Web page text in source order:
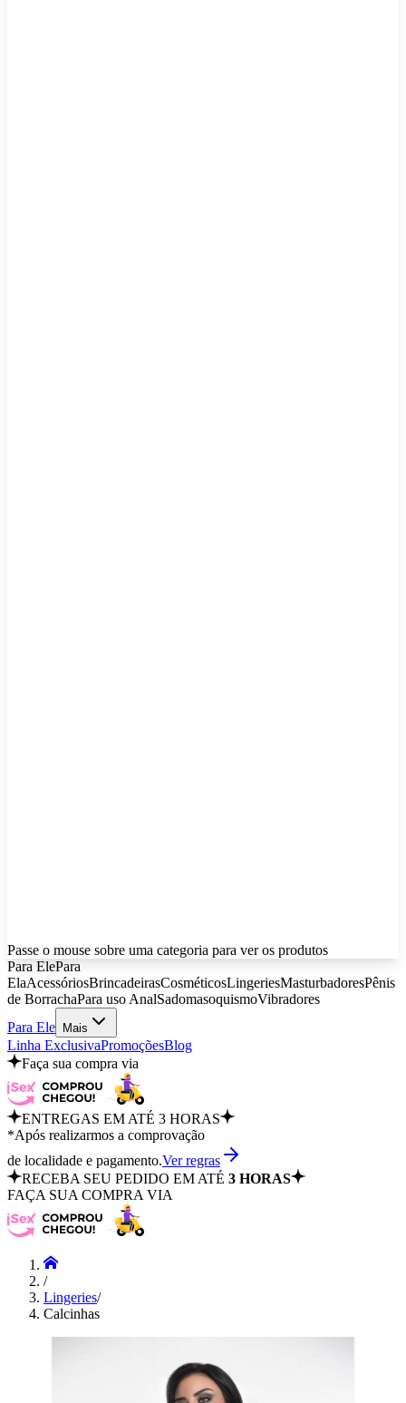
Passe o mouse sobre uma categoria para ver os produtos
Para ElePara
ElaAcessóriosBrincadeirasCosméticosLingeriesMasturbadoresPênis
de BorrachaPara uso AnalSadomasoquismoVibradores
Para Ele
Mais
Linha ExclusivaPromoçõesBlog
Faça sua compra via
ENTREGAS EM ATÉ 3 HORAS
*Após realizarmos a comprovação
de localidade e pagamento.Ver regras
RECEBA SEU PEDIDO EM ATÉ 3 HORAS
FAÇA SUA COMPRA VIA
/
Lingeries/
Calcinhas